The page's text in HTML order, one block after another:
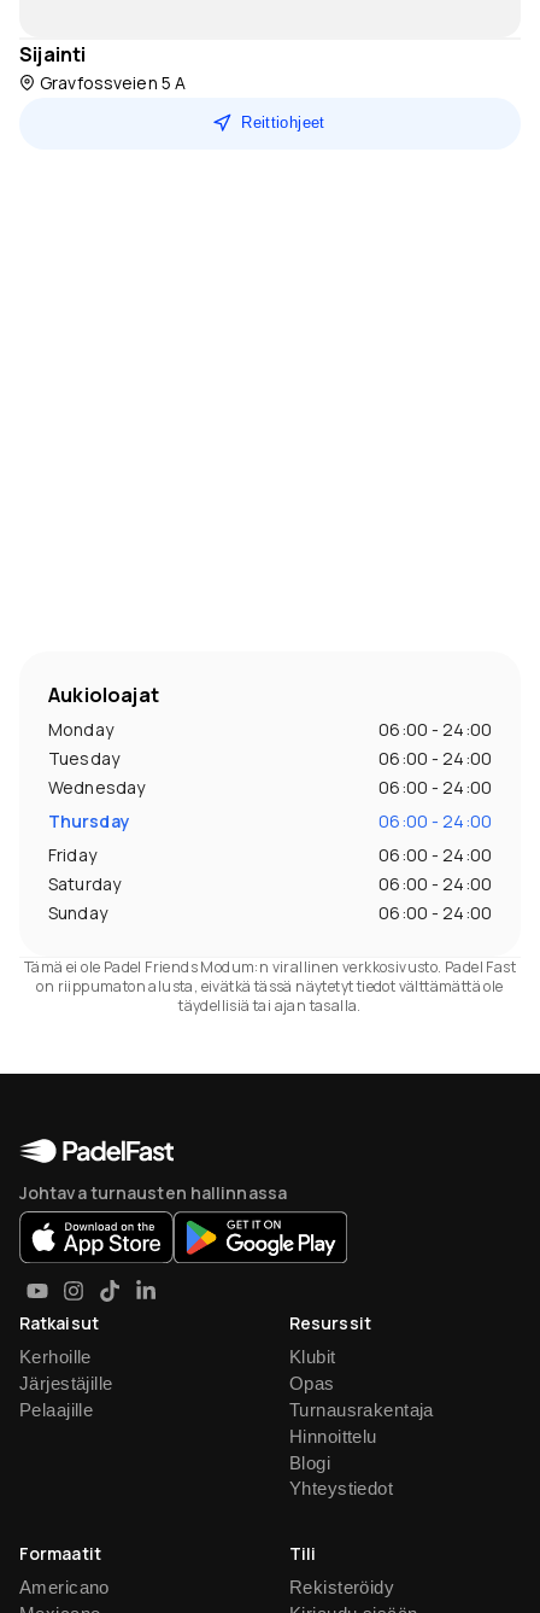
Sijainti
Gravfossveien 5 A
Reittiohjeet
Aukioloajat
Monday
06:00 - 24:00
Tuesday
06:00 - 24:00
Wednesday
06:00 - 24:00
Thursday
06:00 - 24:00
Friday
06:00 - 24:00
Saturday
06:00 - 24:00
Sunday
06:00 - 24:00
Tämä ei ole Padel Friends Modum:n virallinen verkkosivusto. Padel Fast
on riippumaton alusta, eivätkä tässä näytetyt tiedot välttämättä ole
täydellisiä tai ajan tasalla.
Johtava turnausten hallinnassa
Ratkaisut
Kerhoille
Järjestäjille
Pelaajille
Resurssit
Klubit
Opas
Turnausrakentaja
Hinnoittelu
Blogi
Yhteystiedot
Formaatit
Americano
Tili
Rekisteröidy